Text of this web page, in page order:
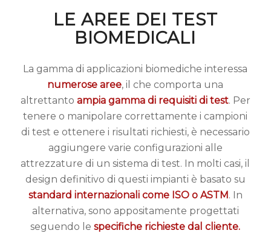
LE AREE DEI TEST
BIOMEDICALI
La gamma di applicazioni biomediche interessa
numerose aree, il che comporta una
altrettanto ampia gamma di requisiti di test. Per
tenere o manipolare correttamente i campioni
di test e ottenere i risultati richiesti, è necessario
aggiungere varie configurazioni alle
attrezzature di un sistema di test. In molti casi, il
design definitivo di questi impianti è basato su
standard internazionali come ISO o ASTM . In
alternativa, sono appositamente progettati
seguendo lespecifiche richieste dal cliente.